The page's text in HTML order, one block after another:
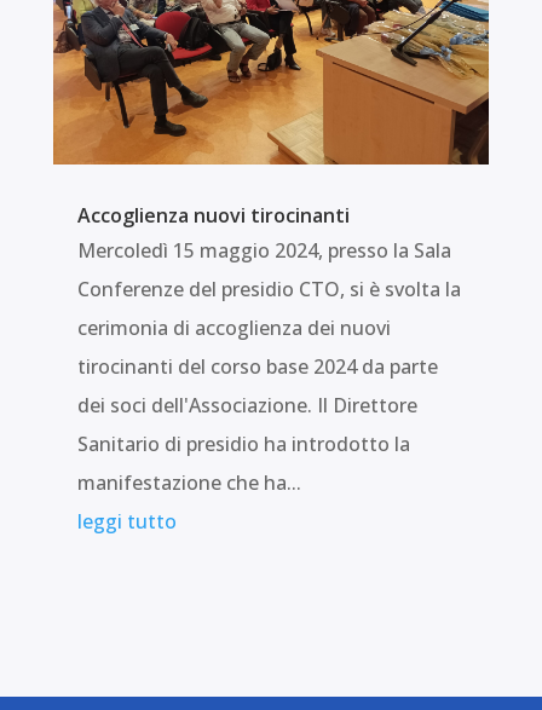
Accoglienza nuovi tirocinanti
Mercoledì 15 maggio 2024, presso la Sala
Conferenze del presidio CTO, si è svolta la
cerimonia di accoglienza dei nuovi
tirocinanti del corso base 2024 da parte
dei soci dell'Associazione. Il Direttore
Sanitario di presidio ha introdotto la
manifestazione che ha...
leggi tutto